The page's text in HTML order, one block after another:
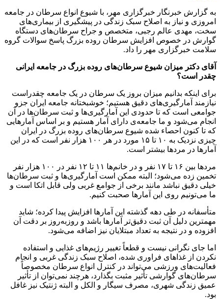
به گزارش خبرنگار خبرگزاری مهر، با شیوع انواع سرطان در جامعه
امروزی و نیاز به اصلاح سبک زندگی در پیشگیری از بیماری‌های
سخت، مهدی عالم رجبی، متخصص و جراح سرطان‌های دستگاه
گوارش در خصوص افزایش سرطان روده بزرگ پاسخ سوالات گروه
سلامت خبرگزاری مهر را داد.
آقای دکتر میزان شیوع سرطان‌های روده بزرگ در جامعه ایرانی
چقدر است؟
برای اینکه بدانیم میزان بروز یک سرطان در یک جامعه چقدراست
نیازمند آمارگیری‌های دقیق هستیم؛ خوشبختانه جامعه ایران جزو
جوامعی است که تا حدودی این آمارگیری‌ها و ثبت سرطان‌ها در آن
انجام می‌شود و ما جامعه‌ی دارای آمار هستیم و بر اساس آمارهایی
که تا کنون احصاء شده شیوع سرطان‌های روده بزرگ در ایران
چیزی نزدیک به ۱۰ تا ۱۵ مورد در هر ۱۰۰ هزار نفر است که در این
آمارها در مردها بیشتر است.
مردها بین ۱۶ تا ۱۷ نفر و در خانم‌ها ۱۱ تا ۱۲ نفر در ۱۰۰ هزار نفر
تخمین زده می‌شود؛ البته ممکن است آمارگیری‌ها و ثبت سرطان‌ها
خیلی دقیق نباشد مانند برخی از جوامع غربی ولی قابل اتکا است و
ما می‌تونیم روی این آمارها صحبت کنیم.
متأسفانه در طی دهه گذشته این آمارها افزایش پیدا کرده؛ شاید
مهمترین دلیل آن ثبت دقیق‌تر آمارها باشد و روزبه‌روز بر دقت آن
افزوده و در نتیجه به تعداد مبتلایان نیز اضافه می‌شود.
اما جای نگرانی نیست و قطعاً تغییر رژیم‌های غذایی و استفاده
نکردن از غذاهای فراوری شده، اصلاح سبک زندگی غربی و انجام
فعالیت‌های ورزشی می‌تواند در کنترل انواع سرطان مخصوصاً
سرطان‌های گوارشی تأثیر مثبت بگذارد، هرچند نمی‌توان از تأثیر
عمیق زندگی شهری، مصرف سیگار و الکل و البته ژنتیک نیز غافل
بود.